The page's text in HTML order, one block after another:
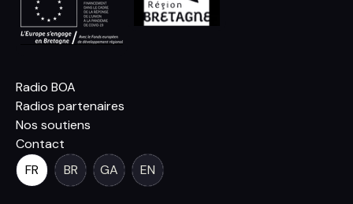
Radio BOA
Radios partenaires
Nos soutiens
Contact
FR
BR GA EN